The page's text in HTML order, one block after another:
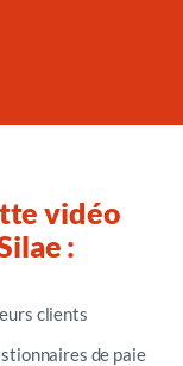
vidéo
:
clients
de paie